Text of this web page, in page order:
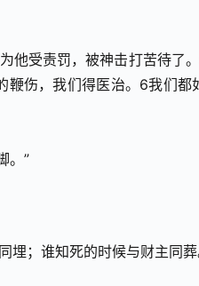
他受责罚，被神击打苦待了
伤，我们得医治。6我们
。”
；谁知死的时候与财主同葬